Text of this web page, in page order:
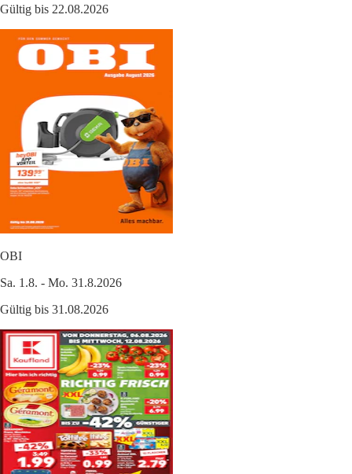
Gültig bis 22.08.2026
OBI
Sa. 1.8. - Mo. 31.8.2026
Gültig bis 31.08.2026